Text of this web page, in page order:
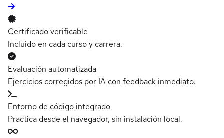
Certificado verificable
Incluido en cada curso y carrera.
Evaluación automatizada
Ejercicios corregidos por IA con feedback inmediato.
Entorno de código integrado
Practica desde el navegador, sin instalación local.